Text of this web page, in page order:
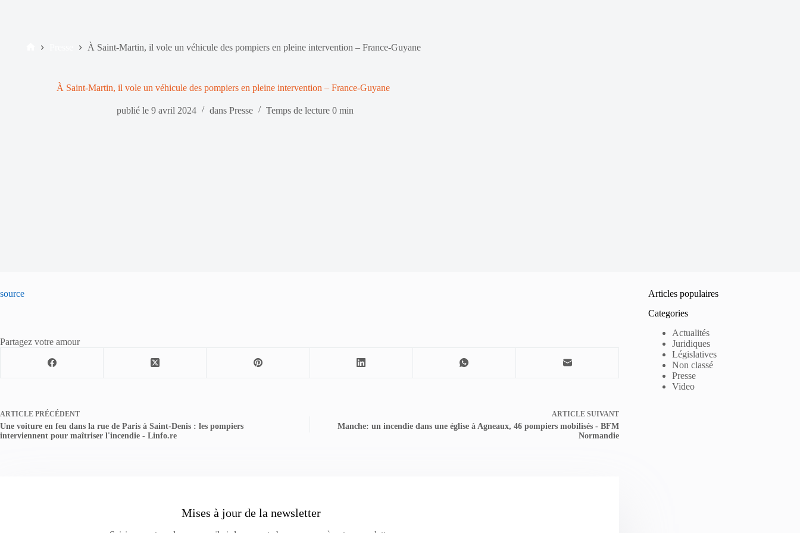
À Saint-Martin, il vole un véhicule des pompiers en pleine intervention – France-Guyane
À Saint-Martin, il vole un véhicule des pompiers en pleine intervention – France-Guyane
publié le 9 avril 2024 dans Presse Temps de lecture 0 min
source
Partagez votre amour
ARTICLE PRÉCÉDENT
Une voiture en feu dans la rue de Paris à Saint-Denis : les pompiers
interviennent pour maîtriser l'incendie - Linfo.re
ARTICLE SUIVANT
Manche: un incendie dans une église à Agneaux, 46 pompiers mobilisés - BFM
Normandie
Mises à jour de la newsletter
Articles populaires
Categories
Actualités
Juridiques
Législatives
Non classé
Presse
Video